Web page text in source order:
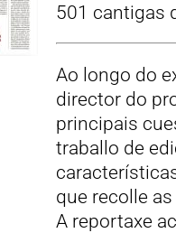
501 cantigas
Ao longo do
director do
principais
traballo de
que recolle
A reportaxe